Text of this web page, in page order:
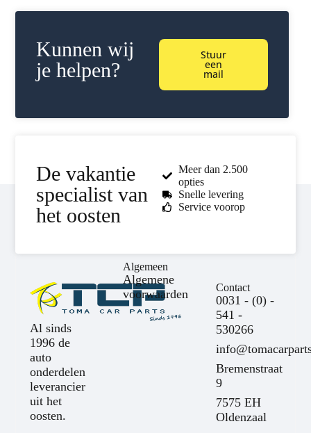
Kunnen wij
je helpen?
Stuur
een
mail
De vakantie
specialist van
het oosten
Meer dan 2.500
opties
Snelle levering
Service voorop
Al sinds
1996 de
auto
onderdelen
leverancier
uit het
oosten.
Algemeen
Algemene
voorwaarden
Contact
0031 - (0) -
541 -
530266
Bremenstraat
9
7575 EH
Oldenzaal